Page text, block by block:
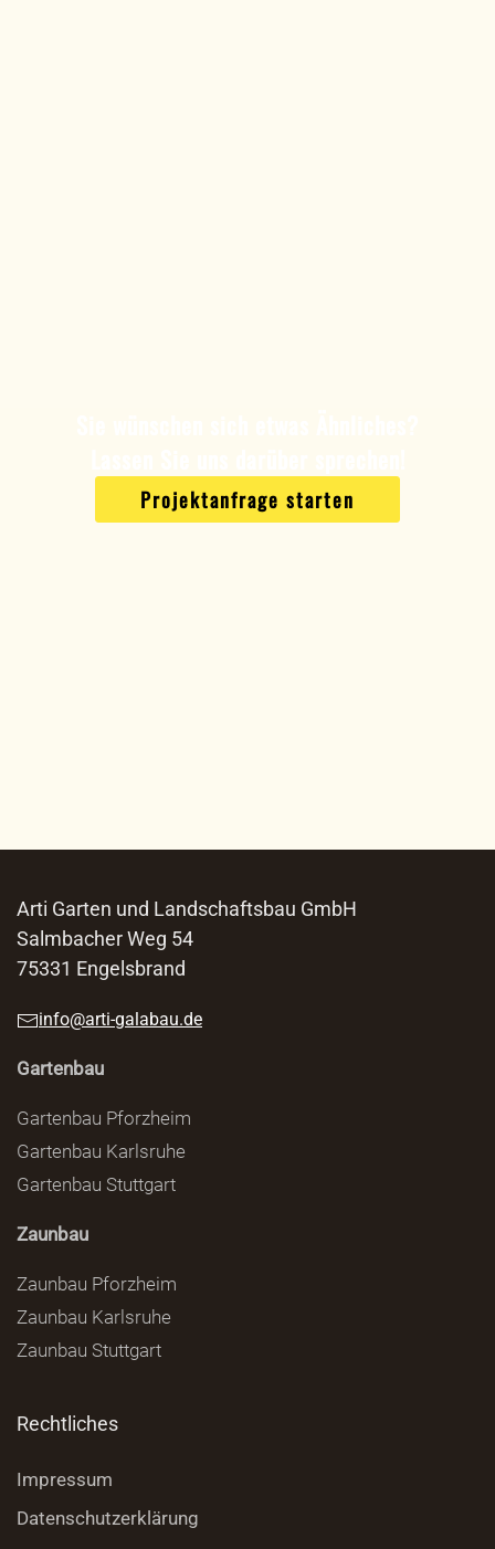
Projektanfrage starten
Arti Garten und Landschaftsbau GmbH
Salmbacher Weg 54
75331 Engelsbrand
info@arti-galabau.de
Gartenbau
Gartenbau Pforzheim
Gartenbau Karlsruhe
Gartenbau Stuttgart
Zaunbau
Zaunbau Pforzheim
Zaunbau Karlsruhe
Zaunbau Stuttgart
Rechtliches
Impressum
Datenschutzerklärung